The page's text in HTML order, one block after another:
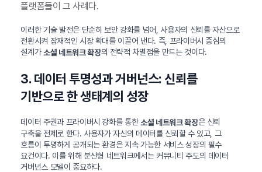
플랫폼들이 그 사례다.
이러한 기술 발전은 단순히 보안 강화를 넘어, 사용자의 신뢰를 자산으로
전환시켜 잠재적인 시장 확대를 이끌어 낸다. 즉, 프라이버시 중심의
설계가소셜 네트워크 확장의 전략적 차별점을 만드는 것이다.
3. 데이터 투명성과 거버넌스: 신뢰를
기반으로 한 생태계의 성장
데이터 주권과 프라이버시 강화를 통한소셜 네트워크 확장은 신뢰
구축을 전제로 한다. 사용자가 자신의 데이터를 신뢰할 수 있고, 그
흐름이 투명하게 공개되는 환경은 지속 가능한 서비스 성장의 필수
요건이다. 이를 위해 분산형 네트워크에서는 커뮤니티 주도의 데이터
거버넌스 모델이 중요하다.